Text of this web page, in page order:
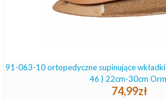
91-063-10 ortopedyczne supinujące
46 ) 22cm-30cm
74,99zł